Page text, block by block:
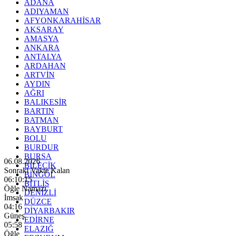
ADANA
ADIYAMAN
AFYONKARAHİSAR
AKSARAY
AMASYA
ANKARA
ANTALYA
ARDAHAN
ARTVİN
AYDIN
AĞRI
BALIKESİR
BARTIN
BATMAN
BAYBURT
BOLU
BURDUR
BURSA
BİLECİK
BİNGÖL
BİTLİS
DENİZLİ
DÜZCE
DİYARBAKIR
EDİRNE
ELAZIĞ
06.08.2026
Sonraki Vakte Kalan
06:10:13
Öğle Namazı
İmsak
04:16
Güneş
05:58
Öğle